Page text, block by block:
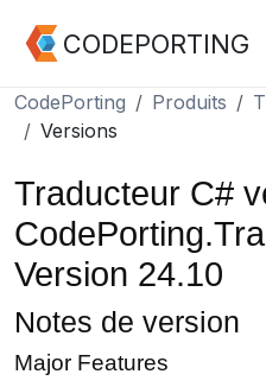
CODEPORTING
CodePorting Produits
Versions
Traducteur C#
Version 24.10
Notes de version
Major Features